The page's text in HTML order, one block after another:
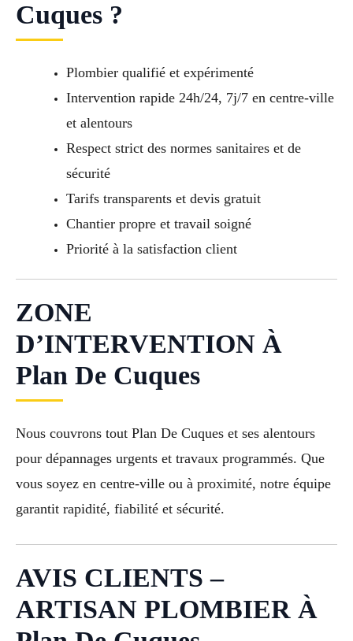
Cuques ?
Plombier qualifié et expérimenté
Intervention rapide 24h/24, 7j/7 en centre-ville
et alentours
Respect strict des normes sanitaires et de
sécurité
Tarifs transparents et devis gratuit
Chantier propre et travail soigné
Priorité à la satisfaction client
ZONE
D’INTERVENTION À
Plan De Cuques
Nous couvrons tout Plan De Cuques et ses alentours
pour dépannages urgents et travaux programmés. Que
vous soyez en centre-ville ou à proximité, notre équipe
garantit rapidité, fiabilité et sécurité.
AVIS CLIENTS –
ARTISAN PLOMBIER À